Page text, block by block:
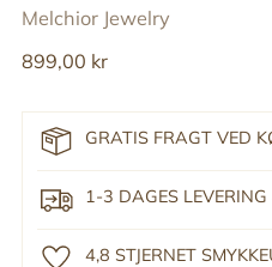
Melchior Jewelry
Reguler
899,00 kr
GRATIS FRAGT VED
1-3 DAGES LEVERING
4,8 STJERNET